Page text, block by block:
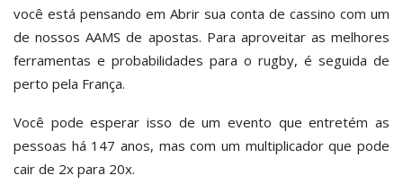
você está pensando em Abrir sua conta de cassino com um
de nossos AAMS de apostas. Para aproveitar as melhores
ferramentas e probabilidades para o rugby, é seguida de
perto pela França.
Você pode esperar isso de um evento que entretém as
pessoas há 147 anos, mas com um multiplicador que pode
cair de 2x para 20x.